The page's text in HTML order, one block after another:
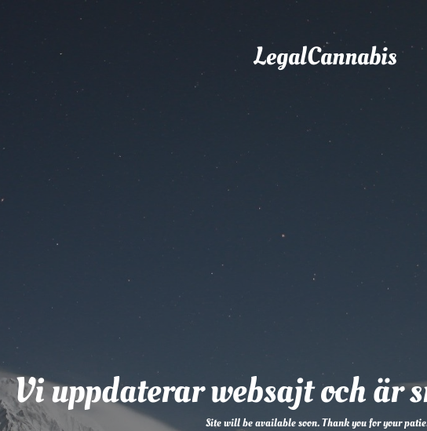
LegalCannabis
Vi uppdaterar websajt och är
Site will be available soon. Thank you for your